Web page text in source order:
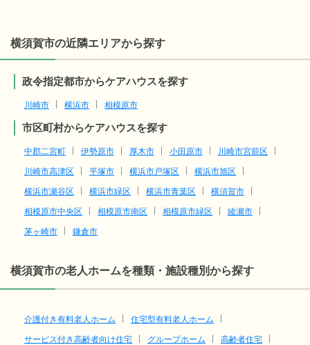
横須賀市の近隣エリアから探す
政令指定都市からケアハウスを探す
川崎市 横浜市 相模原市
市区町村からケアハウスを探す
中郡二宮町 伊勢原市 厚木市 小田原市
川崎市宮前区
川崎市高津区
平塚市 横浜市戸塚区
横浜市旭区
横浜市瀬谷区
横浜市緑区 横浜市青葉区
横須賀市
相模原市中央区
相模原市南区 相模原市緑区
綾瀬市
茅ヶ崎市
鎌倉市
横須賀市の老人ホームを種類・施設種別から探す
介護付き有料老人ホーム
住宅型有料老人ホーム
サービス付き高齢者向け住宅
グループホーム
高齢者住宅